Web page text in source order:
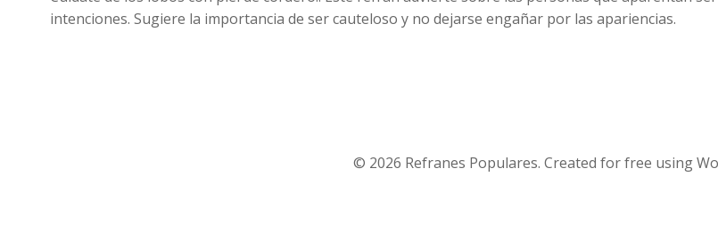
intenciones. Sugiere la importancia de ser cauteloso y no dejarse engañar por las apariencias.
© 2026 Refranes Populares. Created for free using